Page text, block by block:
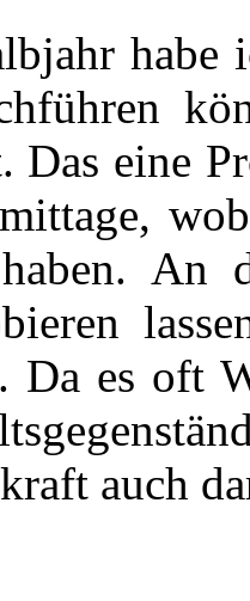
habe
Das eine
An
Da es oft
auch